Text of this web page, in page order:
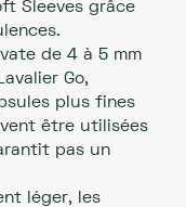
Sleeves grâce
de 4 à 5 mm
Go,
plus fines
être utilisées
pas un
léger, les